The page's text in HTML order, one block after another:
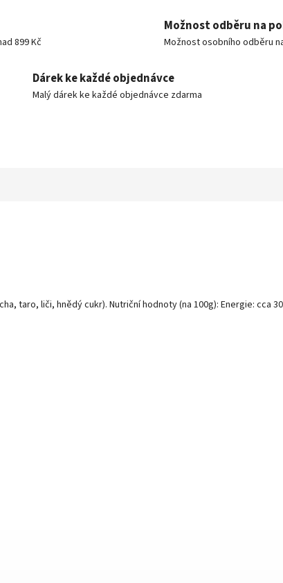
899 Kč
Možnost odběru na
Možnost osobního odběru
Dárek ke každé objednávce
Malý dárek ke každé objednávce zdarma
taro, liči, hnědý cukr). Nutriční hodnoty (na 100g): Energie: cca